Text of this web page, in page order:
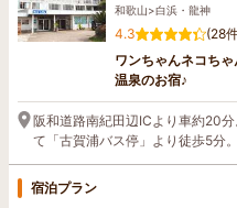
和歌山>白浜・龍神
4.3
(28
ワンちゃんネコち
温泉のお宿♪
阪和道路南紀田辺ICより車約20
て「古賀浦バス停」より徒歩5分。
宿泊プラン